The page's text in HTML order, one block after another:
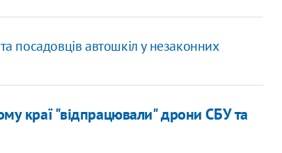
посадовців автошкіл у незаконних
краї "відпрацювали" дрони СБУ та